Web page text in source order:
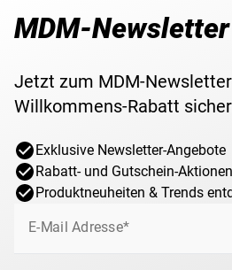
MDM-Newsletter
Jetzt zum MDM-
Willkommens-Rabatt
Exklusive Newsletter-Angebote
Rabatt- und Gutschein-Aktionen
Produktneuheiten & Trends
E-Mail Adresse*